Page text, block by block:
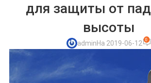
для защиты от
высоты
adminНа 2019-06-12 0